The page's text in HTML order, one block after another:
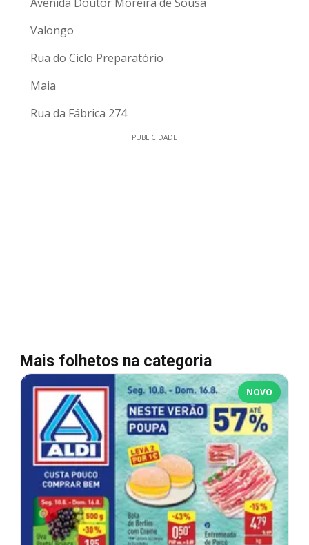
Valongo
Rua do Ciclo Preparatório
Maia
Rua da Fábrica 274
PUBLICIDADE
Mais folhetos na categoria
NOVO